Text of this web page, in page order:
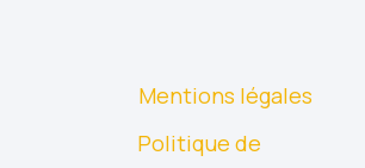
Mentions légales
Politique de